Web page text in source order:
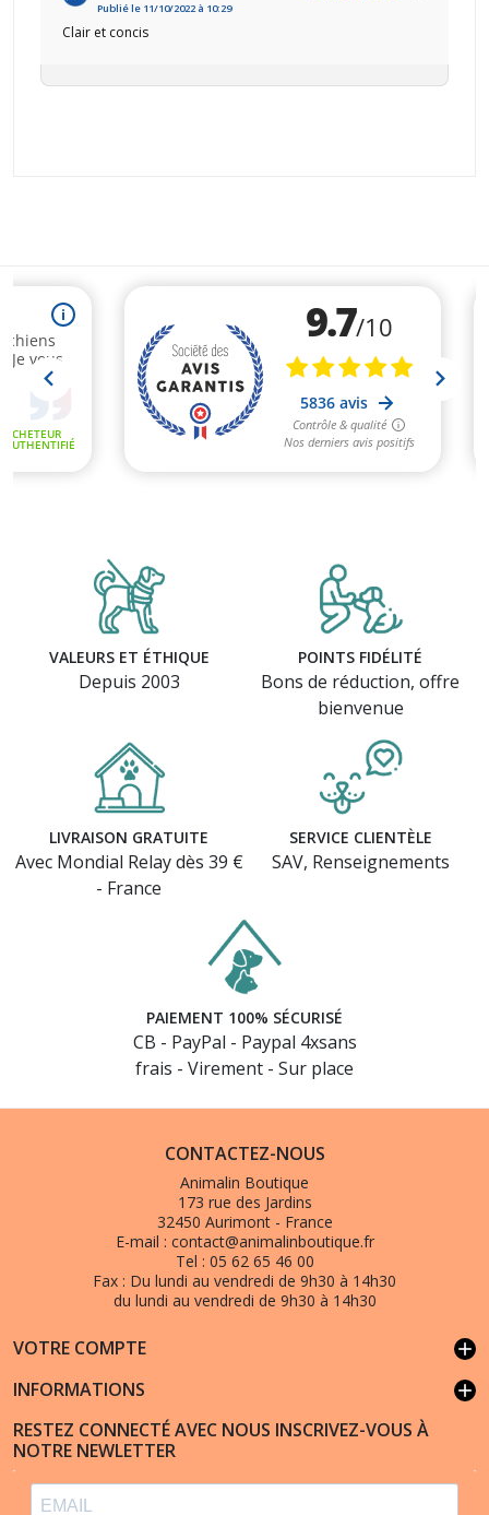
Publié le 11/10/2022 à 10:29
Clair et concis
VALEURS ET ÉTHIQUE
Depuis 2003
POINTS FIDÉLITÉ
Bons de réduction, offre
bienvenue
LIVRAISON GRATUITE
Avec Mondial Relay dès 39 €
- France
SERVICE CLIENTÈLE
SAV, Renseignements
PAIEMENT 100% SÉCURISÉ
CB - PayPal - Paypal 4xsans
frais - Virement - Sur place
CONTACTEZ-NOUS
Animalin Boutique
173 rue des Jardins
32450 Aurimont - France
E-mail : contact@animalinboutique.fr
Tel : 05 62 65 46 00
Fax : Du lundi au vendredi de 9h30 à 14h30
du lundi au vendredi de 9h30 à 14h30
VOTRE COMPTE add
INFORMATIONS add
RESTEZ CONNECTÉ AVEC NOUS INSCRIVEZ-VOUS À
NOTRE NEWLETTER